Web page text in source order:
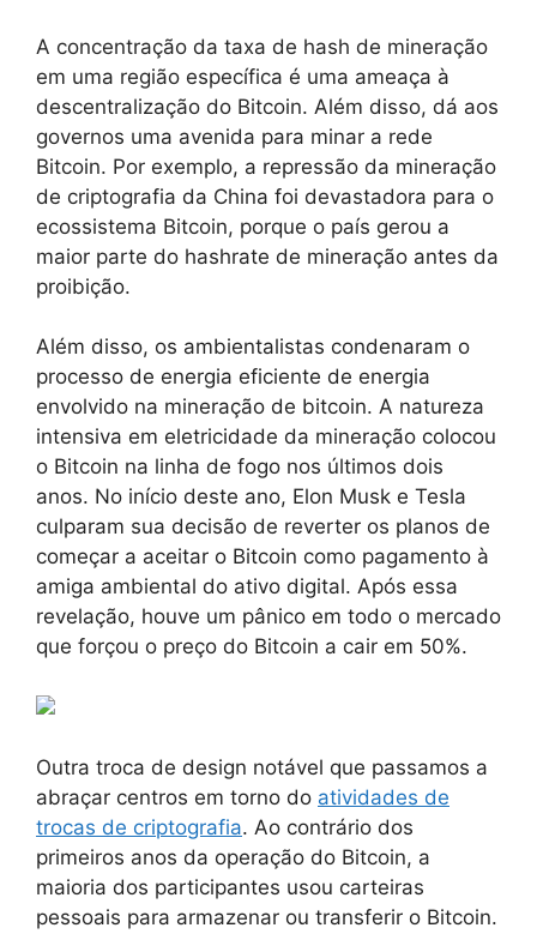
A concentração da taxa de hash de mineração
em uma região específica é uma ameaça à
descentralização do Bitcoin. Além disso, dá aos
governos uma avenida para minar a rede
Bitcoin. Por exemplo, a repressão da mineração
de criptografia da China foi devastadora para o
ecossistema Bitcoin, porque o país gerou a
maior parte do hashrate de mineração antes da
proibição.
Além disso, os ambientalistas condenaram o
processo de energia eficiente de energia
envolvido na mineração de bitcoin. A natureza
intensiva em eletricidade da mineração colocou
o Bitcoin na linha de fogo nos últimos dois
anos. No início deste ano, Elon Musk e Tesla
culparam sua decisão de reverter os planos de
começar a aceitar o Bitcoin como pagamento à
amiga ambiental do ativo digital. Após essa
revelação, houve um pânico em todo o mercado
que forçou o preço do Bitcoin a cair em 50%.
Outra troca de design notável que passamos a
abraçar centros em torno do atividades de
trocas de criptografia. Ao contrário dos
primeiros anos da operação do Bitcoin, a
maioria dos participantes usou carteiras
pessoais para armazenar ou transferir o Bitcoin.